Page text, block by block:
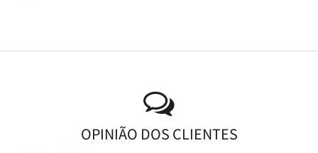
OPINIÃO DOS CLIENTES